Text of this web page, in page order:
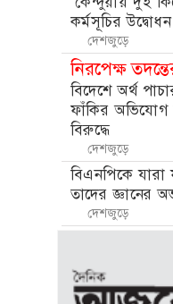
কর্মসূচির উদ্বোধন
দেশজুড়ে
নিরপেক্ষ
বিদেশে অর্থ
ফাঁকির অভিযোগ
বিরুদ্ধে
দেশজুড়ে
বিএনপিকে যারা
তাদের জ্ঞানের
দেশজুড়ে